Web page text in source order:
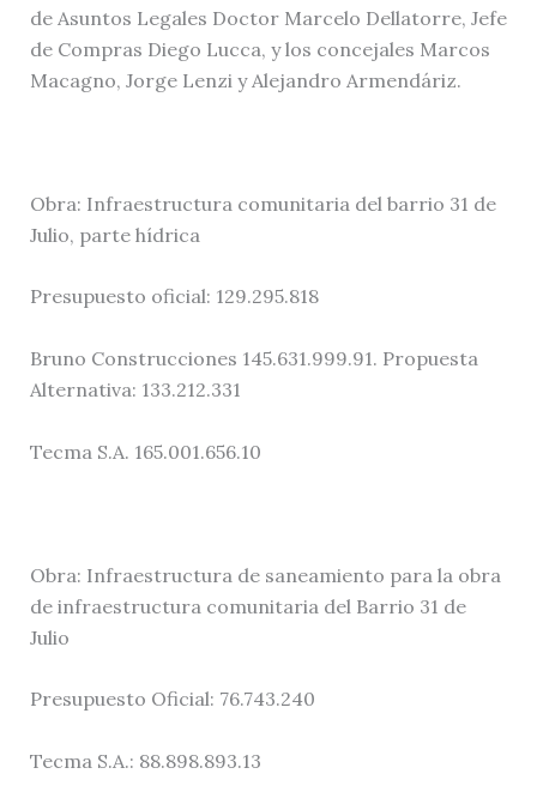
de Asuntos Legales Doctor Marcelo Dellatorre, Jefe
de Compras Diego Lucca, y los concejales Marcos
Macagno, Jorge Lenzi y Alejandro Armendáriz.
Obra: Infraestructura comunitaria del barrio 31 de
Julio, parte hídrica
Presupuesto oficial: 129.295.818
Bruno Construcciones 145.631.999.91. Propuesta
Alternativa: 133.212.331
Tecma S.A. 165.001.656.10
Obra: Infraestructura de saneamiento para la obra
de infraestructura comunitaria del Barrio 31 de
Julio
Presupuesto Oficial: 76.743.240
Tecma S.A.: 88.898.893.13